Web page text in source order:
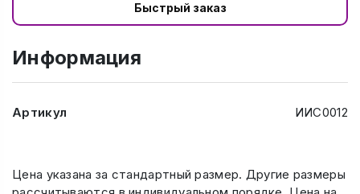
Быстрый заказ
Информация
Артикул ИИС0012
Цена указана за стандартный размер. Другие размеры